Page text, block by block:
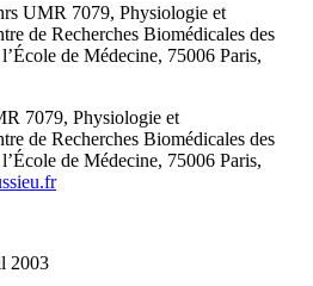
UMR 7079, Physiologie et
de Recherches Biomédicales des
de Médecine, 75006 Paris,
7079, Physiologie et
de Recherches Biomédicales des
de Médecine, 75006 Paris,
2003